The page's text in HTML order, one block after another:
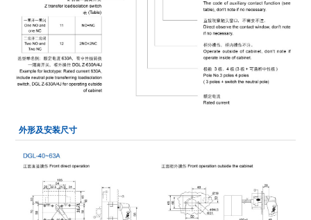
外形及安装尺寸